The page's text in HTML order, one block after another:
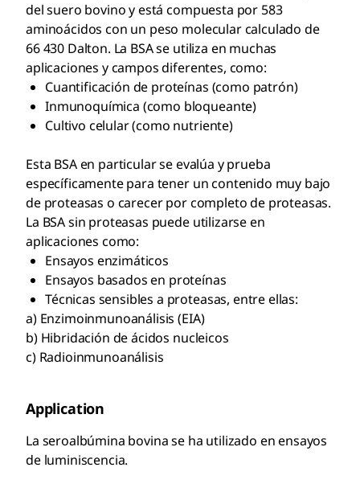
del suero bovino y está compuesta por 583
aminoácidos con un peso molecular calculado de
66 430 Dalton. La BSA se utiliza en muchas
aplicaciones y campos diferentes, como:
Cuantificación de proteínas (como patrón)
Inmunoquímica (como bloqueante)
Cultivo celular (como nutriente)
Esta BSA en particular se evalúa y prueba
específicamente para tener un contenido muy bajo
de proteasas o carecer por completo de proteasas.
La BSA sin proteasas puede utilizarse en
aplicaciones como:
Ensayos enzimáticos
Ensayos basados en proteínas
Técnicas sensibles a proteasas, entre ellas:
a) Enzimoinmunoanálisis (EIA)
b) Hibridación de ácidos nucleicos
c) Radioinmunoanálisis
Application
La seroalbúmina bovina se ha utilizado en ensayos
de luminiscencia.